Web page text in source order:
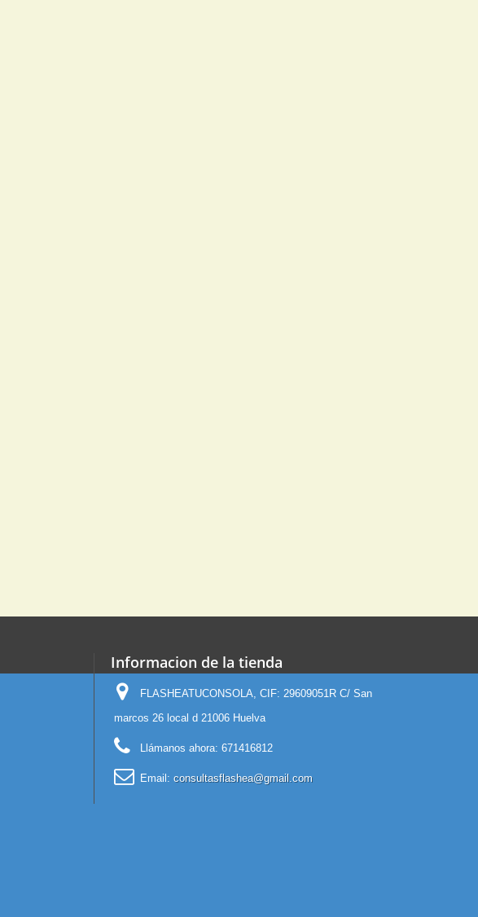
Informacion de la tienda
FLASHEATUCONSOLA, CIF: 29609051R C/ San
marcos 26 local d 21006 Huelva
Llámanos ahora: 671416812
Email: consultasflashea@gmail.com